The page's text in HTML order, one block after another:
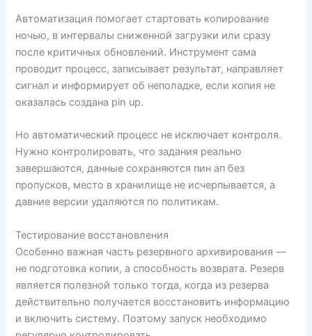
Автоматизация помогает стартовать копирование
ночью, в интервалы сниженной загрузки или сразу
после критичных обновлений. Инструмент сама
проводит процесс, записывает результат, направляет
сигнал и информирует об неполадке, если копия не
оказалась создана pin up.
Но автоматический процесс не исключает контроля.
Нужно контролировать, что задания реально
завершаются, данные сохраняются пин ап без
пропусков, место в хранилище не исчерпывается, а
давние версии удаляются по политикам.
Тестирование восстановления
Особенно важная часть резервного архивирования —
не подготовка копии, а способность возврата. Резерв
является полезной только тогда, когда из резерва
действительно получается восстановить информацию
и включить систему. Поэтому запуск необходимо